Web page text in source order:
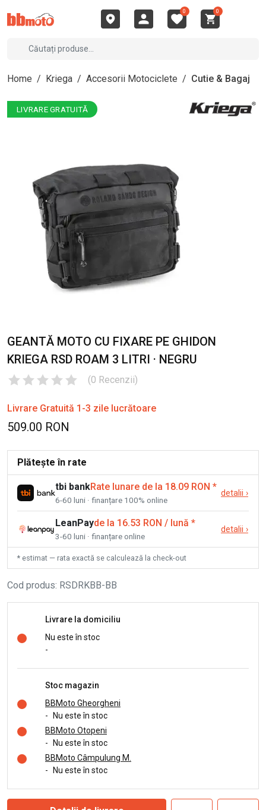
0 0
Home / Kriega / Accesorii Motociclete / Cutie & Bagaj
LIVRARE GRATUITĂ
GEANTĂ MOTO CU FIXARE PE GHIDON
KRIEGA RSD ROAM 3 LITRI · NEGRU
(0 Recenzii)
Livrare Gratuită 1-3 zile lucrătoare
509.00 RON
Plătește în rate
tbi bankRate lunare de la 18.09 RON *
6-60 luni · finanțare 100% online
detalii ›
LeanPayde la 16.53 RON / lună *
3-60 luni · finanțare online
detalii ›
* estimat — rata exactă se calculează la check-out
Cod produs: RSDRKBB-BB
Livrare la domiciliu
Nu este în stoc
-
Stoc magazin
BBMoto Gheorgheni
-
Nu este în stoc
BBMoto Otopeni
-
Nu este în stoc
BBMoto Câmpulung M.
-
Nu este în stoc